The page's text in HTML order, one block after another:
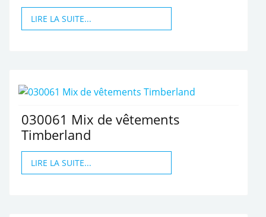
LIRE LA SUITE...
030061 Mix de vêtements
Timberland
LIRE LA SUITE...